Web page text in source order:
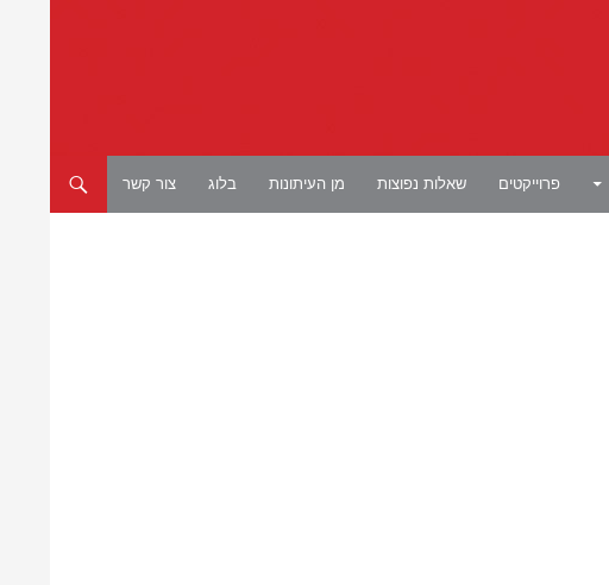
פרוייקטים שאלות נפוצות מן העיתונות בלוג צור קשר